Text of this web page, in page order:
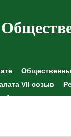
VII созыв